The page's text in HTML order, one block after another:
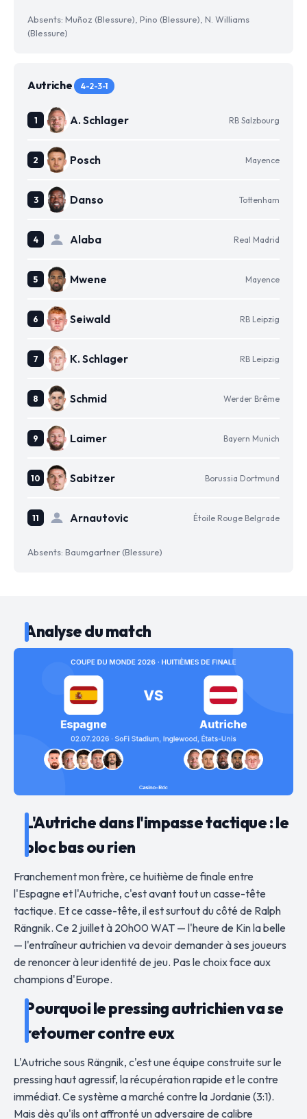
Absents: Muñoz (Blessure), Pino (Blessure), N. Williams
(Blessure)
Autriche 4-2-3-1
A. Schlager RB Salzbourg
Posch Mayence
Danso Tottenham
Alaba Real Madrid
Mwene Mayence
Seiwald RB Leipzig
K. Schlager RB Leipzig
Schmid Werder Brême
Laimer Bayern Munich
Sabitzer Borussia Dortmund
Arnautovic Étoile Rouge Belgrade
Absents: Baumgartner (Blessure)
Analyse du match
L'Autriche dans l'impasse tactique : le
bloc bas ou rien
Franchement mon frère, ce huitième de finale entre
l'Espagne et l'Autriche, c'est avant tout un casse-tête
tactique. Et ce casse-tête, il est surtout du côté de Ralph
Rängnik. Ce 2 juillet à 20h00 WAT — l'heure de Kin la belle
— l'entraîneur autrichien va devoir demander à ses joueurs
de renoncer à leur identité de jeu. Pas le choix face aux
champions d'Europe.
Pourquoi le pressing autrichien va se
retourner contre eux
L'Autriche sous Rängnik, c'est une équipe construite sur le
pressing haut agressif, la récupération rapide et le contre
immédiat. Ce système a marché contre la Jordanie (3:1).
Mais dès qu'ils ont affronté un adversaire de calibre